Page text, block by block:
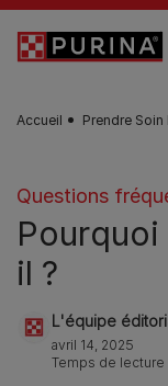
Skip to main content
Accueil Prendre Soin
Questions
il ?
L'équipe
avril 14, 2025
Temps de lecture